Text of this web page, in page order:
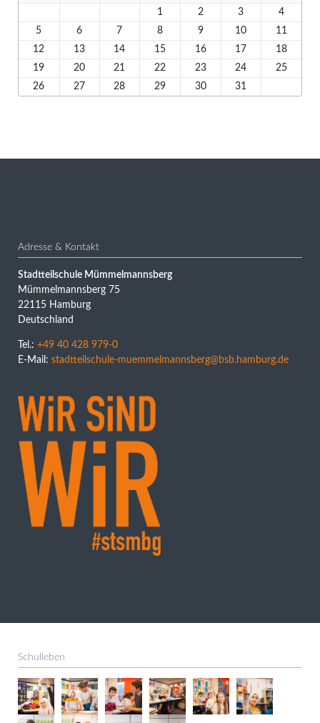
1 2 3
4
5
6 7 8 9 10
11
12
13 14 15 16 17
18
19
20 21 22 23 24
25
26
27 28 29 30 31
Adresse & Kontakt
Stadtteilschule Mümmelmannsberg
Mümmelmannsberg 75
22115 Hamburg
Deutschland
Tel.: +49 40 428 979-0
E-Mail: stadtteilschule-muemmelmannsberg@bsb.hamburg.de
Schulleben